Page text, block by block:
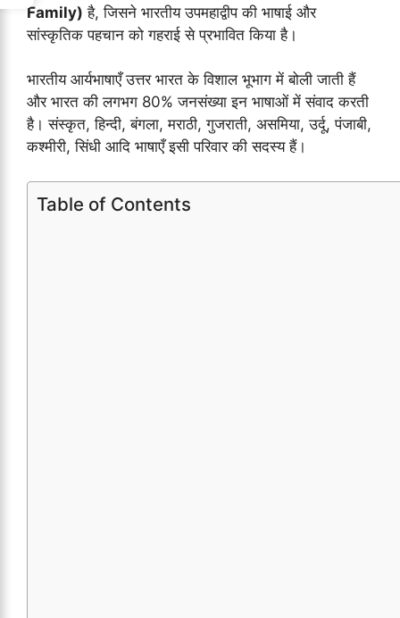
Family) है, जिसने भारतीय उपमहाद्वीप की भाषाई और
सांस्कृतिक पहचान को गहराई से प्रभावित किया है।
भारतीय आर्यभाषाएँ उत्तर भारत के विशाल भूभाग में बोली जाती हैं
और भारत की लगभग 80% जनसंख्या इन भाषाओं में संवाद करती
है। संस्कृत, हिन्दी, बंगला, मराठी, गुजराती, असमिया, उर्दू, पंजाबी,
कश्मीरी, सिंधी आदि भाषाएँ इसी परिवार की सदस्य हैं।
Table of Contents